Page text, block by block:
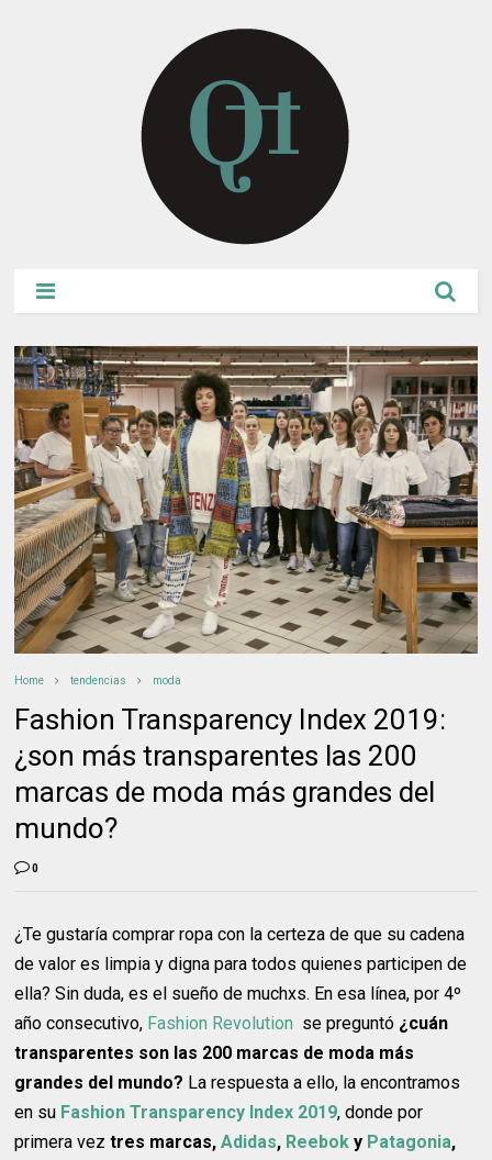
Home tendencias moda
Fashion Transparency Index 2019:
¿son más transparentes las 200
marcas de moda más grandes del
mundo?
0
¿Te gustaría comprar ropa con la certeza de que su cadena
de valor es limpia y digna para todos quienes participen de
ella? Sin duda, es el sueño de muchxs. En esa línea, por 4º
año consecutivo, Fashion Revolution se preguntó ¿cuán
transparentes son las 200 marcas de moda más
grandes del mundo? La respuesta a ello, la encontramos
en su Fashion Transparency Index 2019, donde por
primera veztres marcas,Adidas, Reebok y Patagonia,